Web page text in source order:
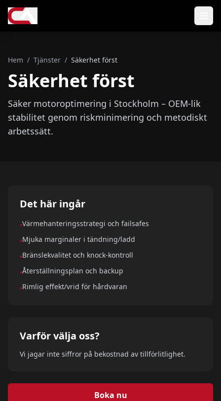
Tjänster
Resultat
Kontakta oss
Hem / Tjänster / Säkerhet först
Säkerhet först
Säker motoroptimering i Stockholm – OEM-lik
stabilitet genom riskminimering och metodiskt
arbetssätt.
Det här ingår
•Värmehanteringsstrategi och failsafes
•Mjuka marginaler i tändning/ladd
•Bränslekvalitet och knock‑kontroll
•Återställningsplan och backup
•Rimlig effekt/vrid för hårdvaran
Varför välja oss?
Vi jagar inte siffror på bekostnad av tillförlitlighet.
Boka nu